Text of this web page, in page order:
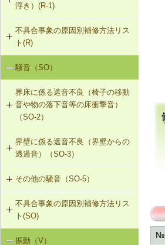
浮き）(R-1)
R-1-201 屋根梁の補強（屋根梁方
式）
R-1-202 たる木の添え木補強（たる
木方式）①
R-1-203 たる木の添え木補強（たる
木方式）②
R-1-204 トラスの接点の補強（トラ
ス方式）
R-1-205 たる木つなぎの位置・数量
の修正（たる木方式）
R-1-206 束による屋根梁の補強（屋
不具合事象の原因別補修方法リス
ト(R)
勾配屋根の変形（はがれ、ずれ、浮
き）（R-1）
騒音（SO）
界床に係る遮音不良（椅子の移動
音や物の落下音等の床衝撃音）
（SO-2）
SO-2-501 軽量床衝撃音に対する遮
音性能のあるフローリング材（床下
地材等を含む）への交換
界壁に係る遮音不良（界壁からの
透過音）（SO-3）
SO-3-501 界壁へのせっこうボード
の増し張り
その他の騒音（SO-5）
SO-5-501 外壁内透湿防水シートの
留め付け補修
不具合事象の原因別補修方法リス
ト(SO)
界床に係る遮音不良（床歩行音等の
振動（V）
№